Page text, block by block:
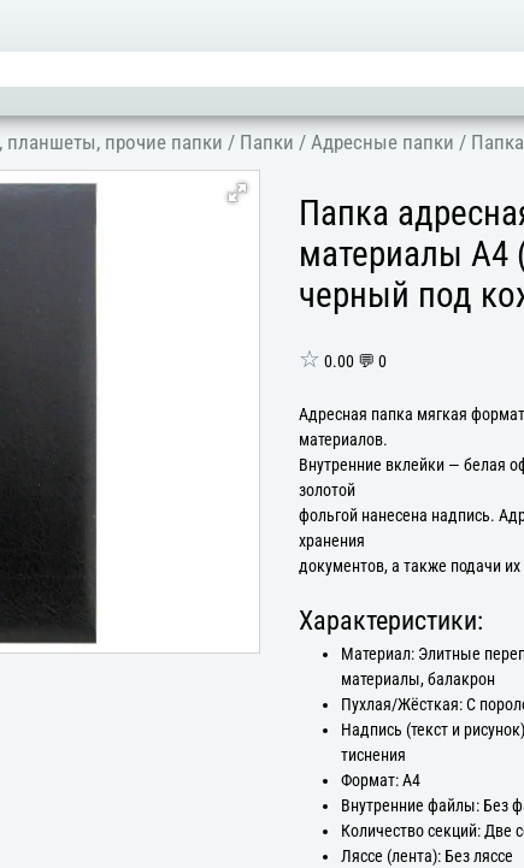
планшеты, прочие папки / Папки /Адресные папки /
Папка
материалы А4
черный под
☆ 0.00 💬 0
Адресная папка мягкая
материалов.
Внутренние вклейки — белая
золотой
фольгой нанесена надпись.
хранения
документов, а также подачи их
Характеристики:
Материал: Элитные
материалы, балакрон
Пухлая/Жёсткая: С
Надпись (текст и
тиснения
Формат: А4
Внутренние файлы: Без
Количество секций: Две
Ляссе (лента): Без ляссе